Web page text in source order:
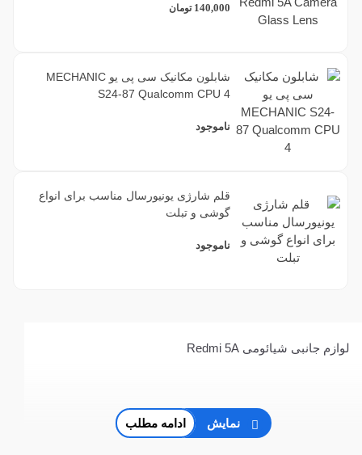
140,000 تومان
شابلون مکانیک سی پی یو MECHANIC
S24-87 Qualcomm CPU 4
ناموجود
قلم شارژی یونیورسال مناسب برای انواع
گوشی و تبلت
ناموجود
لوازم جانبی شیائومی Redmi 5A
نمایش ادامه مطلب